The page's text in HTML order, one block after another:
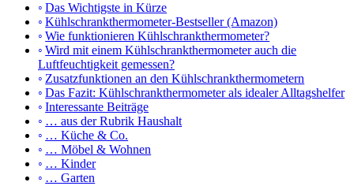
Das Wichtigste in Kürze
Kühlschrankthermometer-Bestseller (Amazon)
Wie funktionieren Kühlschrankthermometer?
Wird mit einem Kühlschrankthermometer auch die
Luftfeuchtigkeit gemessen?
Zusatzfunktionen an den Kühlschrankthermometern
Das Fazit: Kühlschrankthermometer als idealer Alltagshelfer
Interessante Beiträge
… aus der Rubrik Haushalt
… Küche & Co.
… Möbel & Wohnen
… Kinder
… Garten